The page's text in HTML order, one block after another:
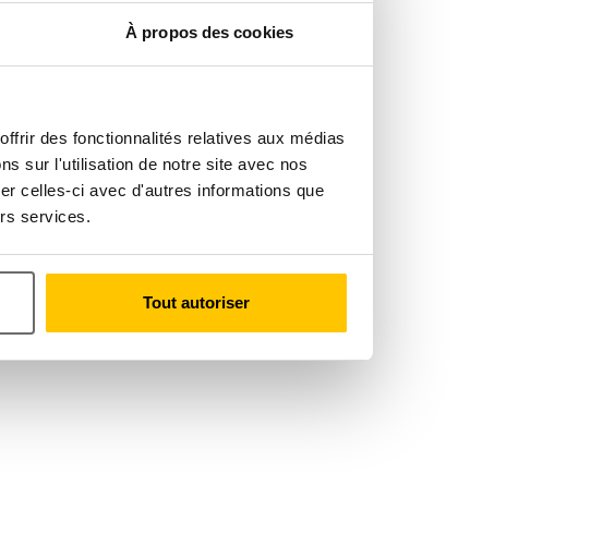
À propos des cookies
des fonctionnalités relatives aux médias
sur l'utilisation de notre site avec nos
celles-ci avec d'autres informations que
services.
Tout autoriser